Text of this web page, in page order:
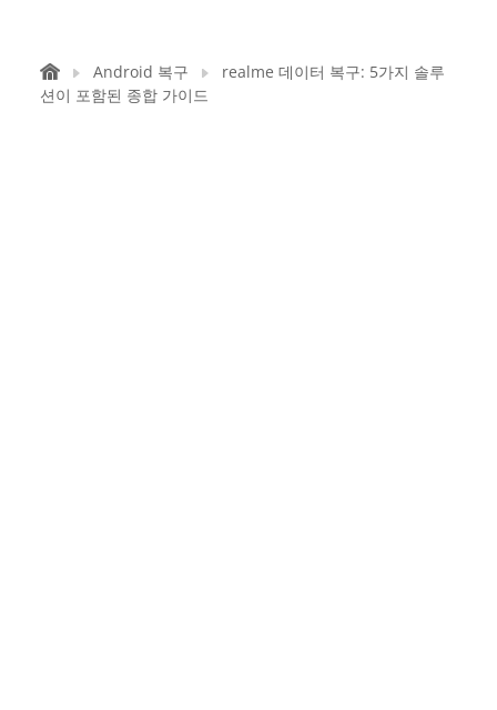
Android 복구
realme 데이터 복구: 5가지 솔루
션이 포함된 종합 가이드